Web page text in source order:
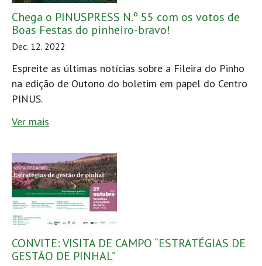
Chega o PINUSPRESS N.º 55 com os votos de
Boas Festas do pinheiro-bravo!
Dec. 12. 2022
Espreite as últimas notícias sobre a Fileira do Pinho
na edição de Outono do boletim em papel do Centro
PINUS.
Ver mais
CONVITE: VISITA DE CAMPO “ESTRATÉGIAS DE
GESTÃO DE PINHAL”